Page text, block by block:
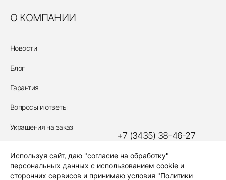
О КОМПАНИИ
Новости
Блог
Гарантия
Вопросы и ответы
Украшения на заказ
персональных данных
+7 (3435) 38-46-27
ЗАКАЗАТЬ ЗВОНОК
Используя сайт, даю "согласие на обработку"
персональных данных с использованием cookie и
сторонних сервисов и принимаю условия "Политики